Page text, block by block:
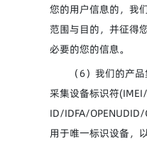
您的用户信息的，我
范围与目的，并征得
必要的您的信息。
（6）我们的产
采集设备标识符
ID/IDFA/OPENUDID/
用于唯一标识设备，